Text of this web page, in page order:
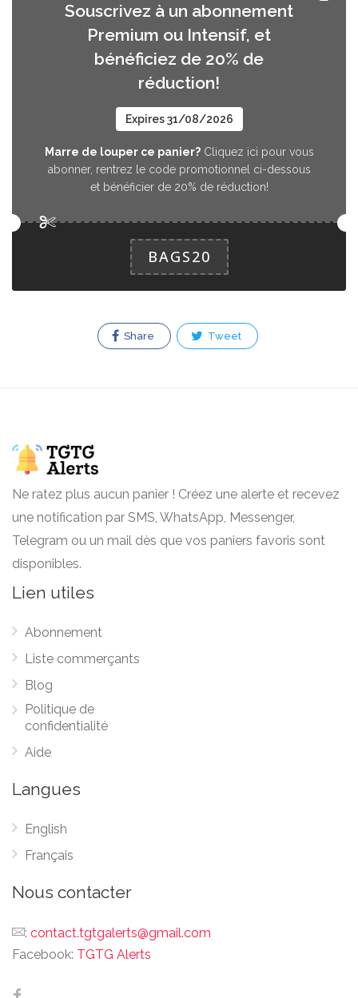
Souscrivez à un abonnement
Premium ou Intensif, et
bénéficiez de 20% de
réduction!
Expires 31/08/2026
Marre de louper ce panier?Cliquez ici pour vous
abonner, rentrez le code promotionnel ci-dessous
et bénéficier de 20% de réduction!
BAGS20
Share Tweet
Ne ratez plus aucun panier ! Créez une alerte et recevez
une notification par SMS, WhatsApp, Messenger,
Telegram ou un mail dès que vos paniers favoris sont
disponibles.
Lien utiles
Abonnement
Liste commerçants
Blog
Politique de
confidentialité
Aide
Langues
English
Français
Nous contacter
: contact.tgtgalerts@gmail.com
Facebook: TGTG Alerts